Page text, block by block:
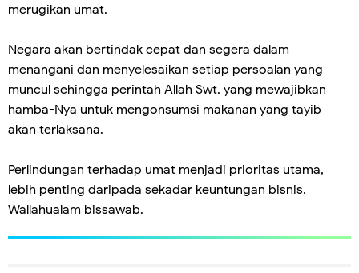
merugikan umat.
Negara akan bertindak cepat dan segera dalam
menangani dan menyelesaikan setiap persoalan yang
muncul sehingga perintah Allah Swt. yang mewajibkan
hamba-Nya untuk mengonsumsi makanan yang tayib
akan terlaksana.
Perlindungan terhadap umat menjadi prioritas utama,
lebih penting daripada sekadar keuntungan bisnis.
Wallahualam bissawab.